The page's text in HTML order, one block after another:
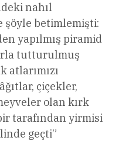
nahıl
şöyle betimlemişti:
yapılmış piramid
tutturulmuş
atlarımızı
çiçekler,
olan kırk
tarafından yirmisi
geçti”